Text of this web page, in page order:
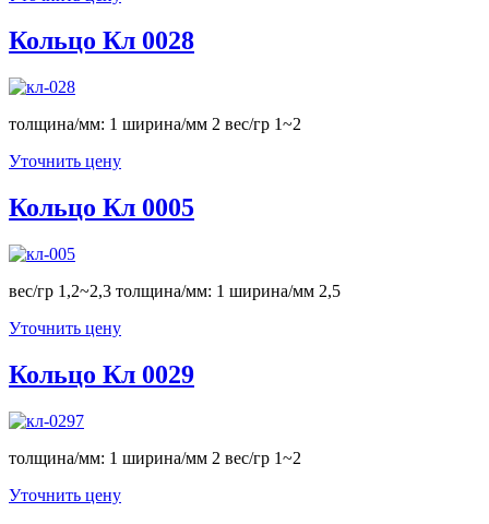
Кольцо Кл 0028
толщина/мм: 1 ширина/мм 2 вес/гр 1~2
Уточнить цену
Кольцо Кл 0005
вес/гр 1,2~2,3 толщина/мм: 1 ширина/мм 2,5
Уточнить цену
Кольцо Кл 0029
толщина/мм: 1 ширина/мм 2 вес/гр 1~2
Уточнить цену